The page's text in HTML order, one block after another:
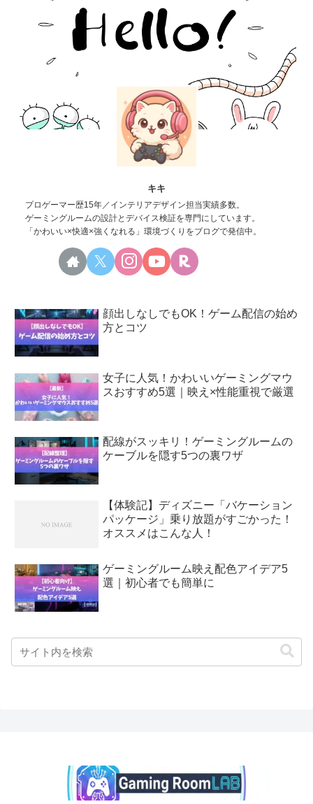
キキ
プロゲーマー歴15年／インテリアデザイン担当実績多数。
ゲーミングルームの設計とデバイス検証を専門にしています。
「かわいい×快適×強くなれる」環境づくりをブログで発信中。
顔出しなしでもOK！ゲーム配信の始め
方とコツ
女子に人気！かわいいゲーミングマウ
スおすすめ5選｜映え×性能重視で厳選
配線がスッキリ！ゲーミングルームの
ケーブルを隠す5つの裏ワザ
【体験記】ディズニー「バケーション
パッケージ」乗り放題がすごかった！
オススメはこんな人！
ゲーミングルーム映え配色アイデア5
選｜初心者でも簡単に